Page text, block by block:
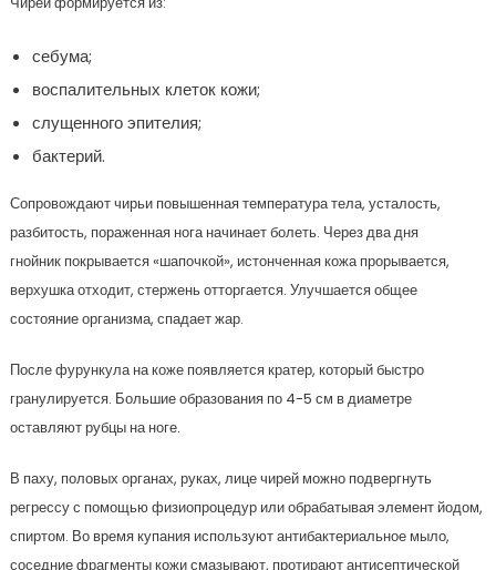
себума;
воспалительных клеток кожи;
слущенного эпителия;
бактерий.
Сопровождают чирьи повышенная температура тела, усталость,
разбитость, пораженная нога начинает болеть. Через два дня
гнойник покрывается «шапочкой», истонченная кожа прорывается,
верхушка отходит, стержень отторгается. Улучшается общее
состояние организма, спадает жар.
После фурункула на коже появляется кратер, который быстро
гранулируется. Большие образования по 4-5 см в диаметре
оставляют рубцы на ноге.
В паху, половых органах, руках, лице чирей можно подвергнуть
регрессу с помощью физиопроцедур или обрабатывая элемент йодом,
спиртом. Во время купания используют антибактериальное мыло,
соседние фрагменты кожи смазывают, протирают антисептической